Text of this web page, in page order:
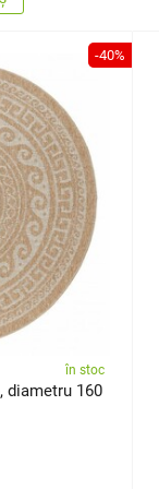
-40%
în stoc
diametru 160